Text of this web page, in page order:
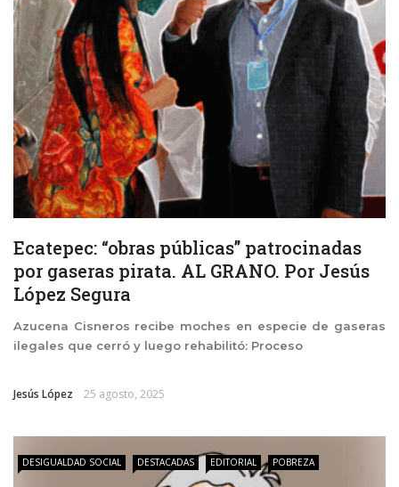
Ecatepec: “obras públicas” patrocinadas
por gaseras pirata. AL GRANO. Por Jesús
López Segura
Azucena Cisneros recibe moches en especie de gaseras
ilegales que cerró y luego rehabilitó: Proceso
Jesús López 25 agosto, 2025
DESIGUALDAD SOCIAL DESTACADAS EDITORIAL POBREZA